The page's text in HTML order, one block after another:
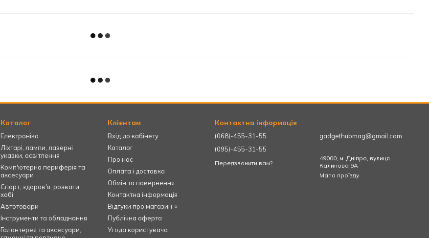
Каталог
Електроніка
Ліхтарі, лампи, лазерні
указки, освітлення
Комп'ютерна периферія та
аксесуари
Спорт, здоров'я, розваги,
хобі
Автотовари
Інструменти та обладнання
Галантерея та аксесуари,
Клієнтам
Вхід до кабінету
Каталог
Про нас
Оплата і доставка
Обмін та повернення
Контактна інформація
Відгуки про магазин ⭐
Публічна оферта
Угода користувача
Контактна інформація
(068)-455-31-55
(095)-455-31-55
Передзвонити вам?
gadgethubmag@gmail.com
49000, м. Дніпро, вулиця
Калинова 9А
Мапа проїзду